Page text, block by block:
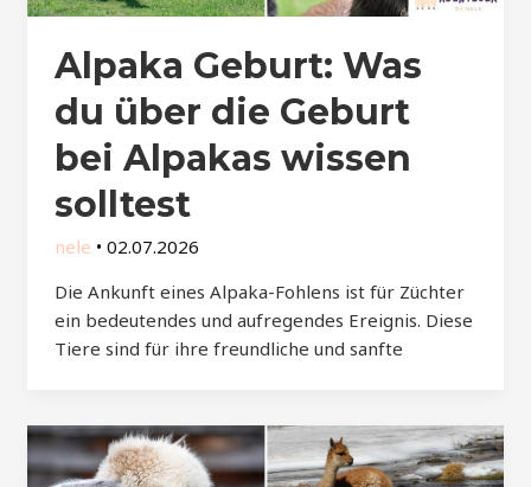
Alpaka Geburt: Was
du über die Geburt
bei Alpakas wissen
solltest
nele • 02.07.2026
Die Ankunft eines Alpaka-Fohlens ist für Züchter
ein bedeutendes und aufregendes Ereignis. Diese
Tiere sind für ihre freundliche und sanfte